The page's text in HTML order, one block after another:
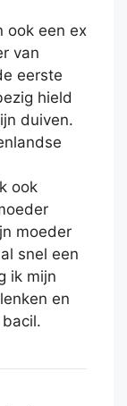
ook een ex
van
eerste
hield
duiven.
ook
moeder
snel een
ik mijn
en